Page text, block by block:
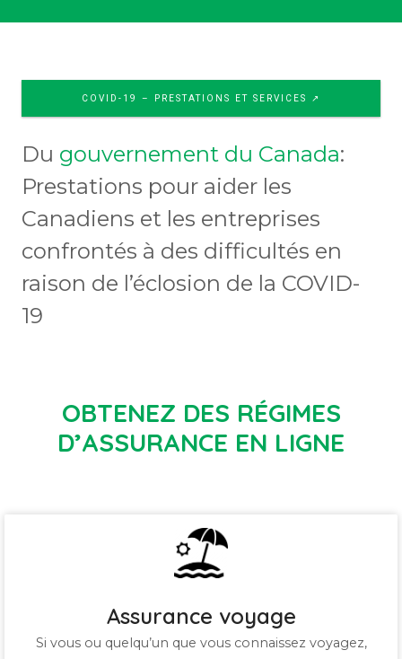
COVID-19 – PRESTATIONS ET SERVICES ↗
Du gouvernement du Canada:
Prestations pour aider les
Canadiens et les entreprises
confrontés à des difficultés en
raison de l’éclosion de la COVID-
19
OBTENEZ DES RÉGIMES
D’ASSURANCE EN LIGNE
Assurance voyage
Si vous ou quelqu’un que vous connaissez voyagez,